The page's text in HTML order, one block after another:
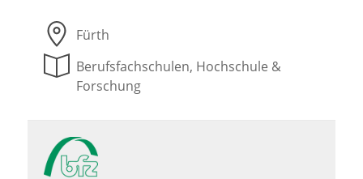
Fürth
Berufsfachschulen, Hochschule &
Forschung